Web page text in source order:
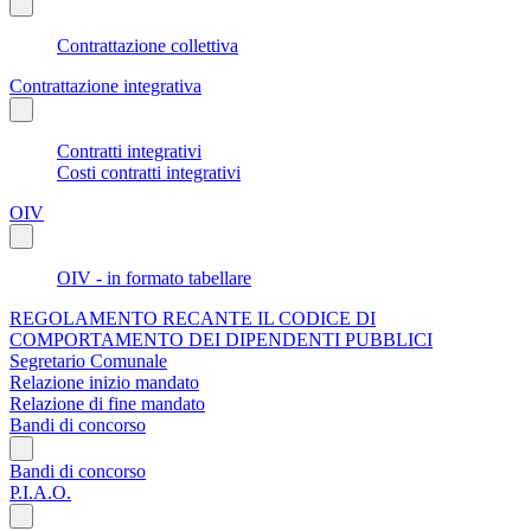
Contrattazione collettiva
Contrattazione integrativa
Contratti integrativi
Costi contratti integrativi
OIV
OIV - in formato tabellare
REGOLAMENTO RECANTE IL CODICE DI
COMPORTAMENTO DEI DIPENDENTI PUBBLICI
Segretario Comunale
Relazione inizio mandato
Relazione di fine mandato
Bandi di concorso
Bandi di concorso
P.I.A.O.